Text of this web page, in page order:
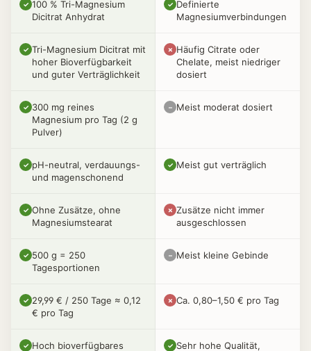
✓ 100 % Tri-Magnesium
Dicitrat Anhydrat
✓ Definierte
Magnesiumverbindungen
✓ Tri-Magnesium Dicitrat mit
hoher Bioverfügbarkeit
und guter Verträglichkeit
✗ Häufig Citrate oder
Chelate, meist niedriger
dosiert
✓ 300 mg reines
Magnesium pro Tag (2 g
Pulver)
– Meist moderat dosiert
✓ pH-neutral, verdauungs-
und magenschonend
✓ Meist gut verträglich
✓ Ohne Zusätze, ohne
Magnesiumstearat
✗ Zusätze nicht immer
ausgeschlossen
✓ 500 g = 250
Tagesportionen
– Meist kleine Gebinde
✓ 29,99 € / 250 Tage ≈ 0,12
€ pro Tag
✗ Ca. 0,80–1,50 € pro Tag
✓ Hoch bioverfügbares
✓ Sehr hohe Qualität,